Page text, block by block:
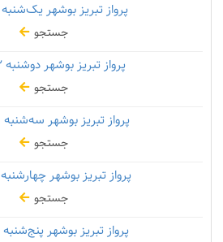
پرواز تبریز بوشهر یک‌شنبه
جستجو
پرواز تبریز بوشهر دوشنبه
جستجو
پرواز تبریز بوشهر سه‌شنبه
جستجو
پرواز تبریز بوشهر چهارشنبه
جستجو
پرواز تبریز بوشهر پنج‌شنبه